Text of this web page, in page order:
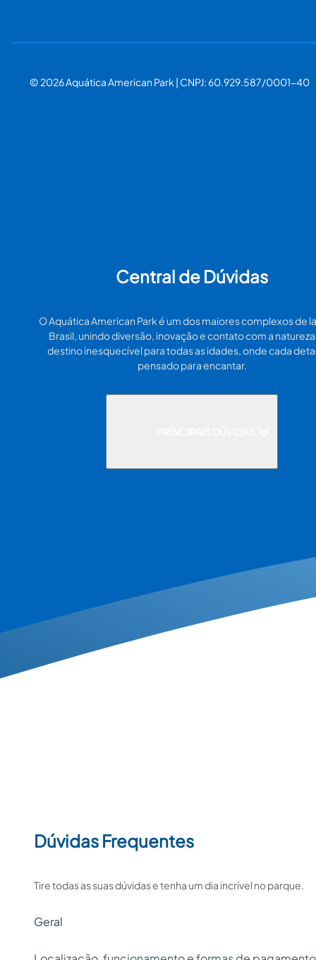
© 2026 Aquática American Park | CNPJ: 60.929.587/0001-40
Central de Dúvidas
O Aquática American Park é um dos maiores complexos de
Brasil, unindo diversão, inovação e contato com a
destino inesquecível para todas as idades, onde cada
pensado para encantar.
Dúvidas Frequentes
Tire todas as suas dúvidas e tenha um dia incrível no parque.
Geral